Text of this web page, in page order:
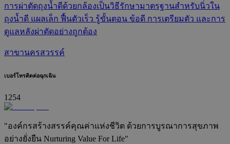
การผ่าตัดถุงน้ำดีด้วยกล้องเป็นวิธีรักษามาตรฐานสำหรับนิ่วใน
ถุงน้ำดี แผลเล็ก ฟื้นตัวเร็ว รู้ขั้นตอน ข้อดี การเตรียมตัว และการ
ดูแลหลังผ่าตัดอย่างถูกต้อง
สาขานครสวรรค์
เบอร์โทรติดต่อฉุกเฉิน
1254
"องค์กรสร้างสรรค์คุณค่าแห่งชีวิต ด้วยการบูรณาการสุขภาพ
อย่างยั่งยืน Nurturing Value For Life"